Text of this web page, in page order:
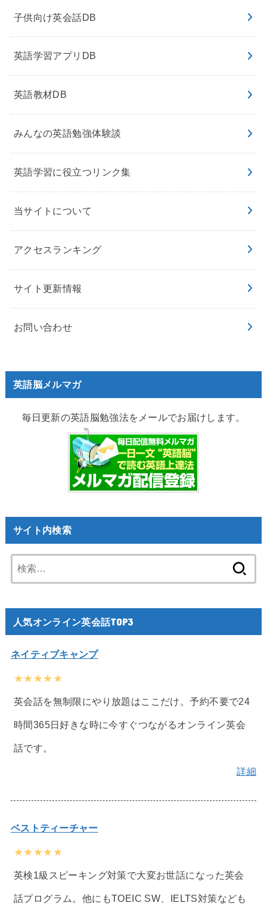
子供向け英会話DB
英語学習アプリDB
英語教材DB
みんなの英語勉強体験談
英語学習に役立つリンク集
当サイトについて
アクセスランキング
サイト更新情報
お問い合わせ
英語脳メルマガ
毎日更新の英語脳勉強法をメールでお届けします。
サイト内検索
索:
人気オンライン英会話TOP3
ネイティブキャンプ
★★★★★
英会話を無制限にやり放題はここだけ。予約不要で24
時間365日好きな時に今すぐつながるオンライン英会
話です。
詳細
ベストティーチャー
★★★★★
英検1級スピーキング対策で大変お世話になった英会
話プログラム。他にもTOEIC SW、IELTS対策なども